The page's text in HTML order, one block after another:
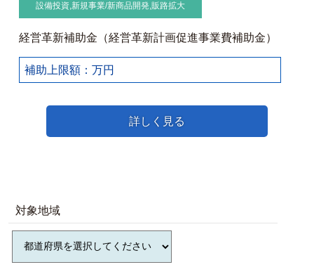
設備投資,新規事業/新商品開発,販路拡大
経営革新補助金（経営革新計画促進事業費補助金）
補助上限額：万円
詳しく見る
対象地域